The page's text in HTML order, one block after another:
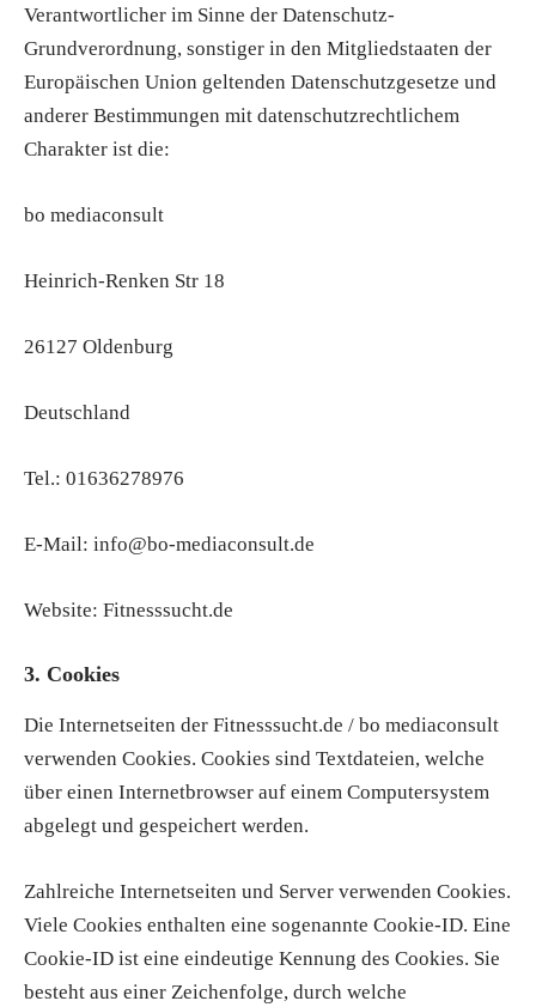
Verantwortlicher im Sinne der Datenschutz-
Grundverordnung, sonstiger in den Mitgliedstaaten der
Europäischen Union geltenden Datenschutzgesetze und
anderer Bestimmungen mit datenschutzrechtlichem
Charakter ist die:
bo mediaconsult
Heinrich-Renken Str 18
26127 Oldenburg
Deutschland
Tel.: 01636278976
E-Mail: info@bo-mediaconsult.de
Website: Fitnesssucht.de
3. Cookies
Die Internetseiten der Fitnesssucht.de / bo mediaconsult
verwenden Cookies. Cookies sind Textdateien, welche
über einen Internetbrowser auf einem Computersystem
abgelegt und gespeichert werden.
Zahlreiche Internetseiten und Server verwenden Cookies.
Viele Cookies enthalten eine sogenannte Cookie-ID. Eine
Cookie-ID ist eine eindeutige Kennung des Cookies. Sie
besteht aus einer Zeichenfolge, durch welche